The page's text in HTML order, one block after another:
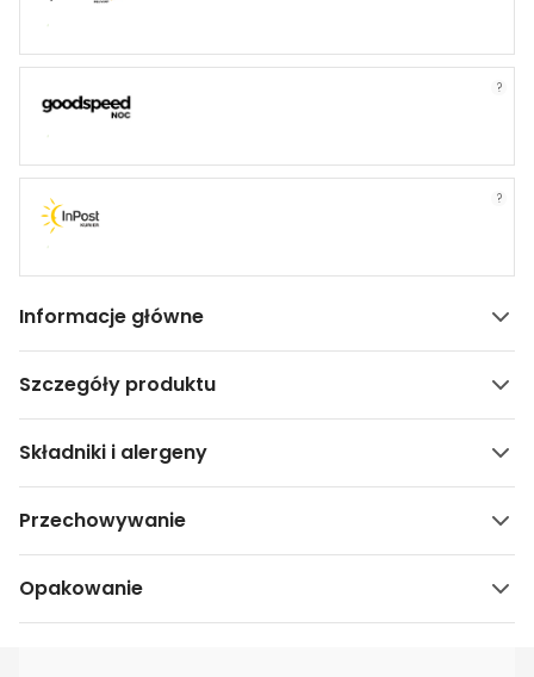
?
?
Informacje główne
Szczegóły produktu
Składniki i alergeny
Przechowywanie
Opakowanie